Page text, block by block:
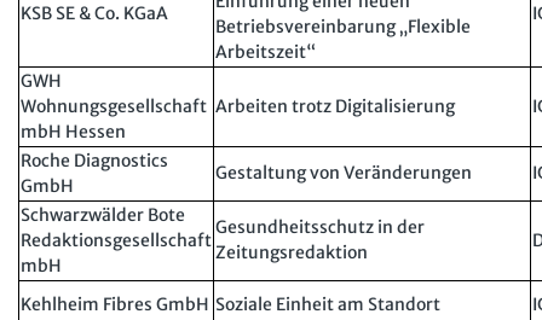
KSB SE & Co. KGaA
Betriebsvereinbarung „Flexible
Arbeitszeit“
GWH
Wohnungsgesellschaft
mbH Hessen
Arbeiten trotz Digitalisierung
Roche Diagnostics
GmbH
Gestaltung von Veränderungen
Schwarzwälder Bote
Redaktionsgesellschaft
mbH
Gesundheitsschutz in der
Zeitungsredaktion
Kehlheim Fibres GmbH Soziale Einheit am Standort